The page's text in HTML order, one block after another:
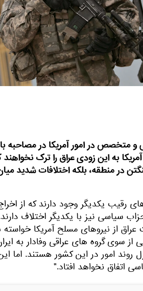
متخصص در امور آمریکا در مصاحبه
به این زودی عراق را ترک
در منطقه، بلکه اختلافات شدید
رقیب یکدیگر وجود دارند که از
سیاسی نیز با یکدیگر اختلاف
از نیروهای مسلح آمریکا خواسته
از سوی گروه های عراقی وفادار به
روند امور در این کشور هستند. اما
اتفاق نخواهد افتاد."